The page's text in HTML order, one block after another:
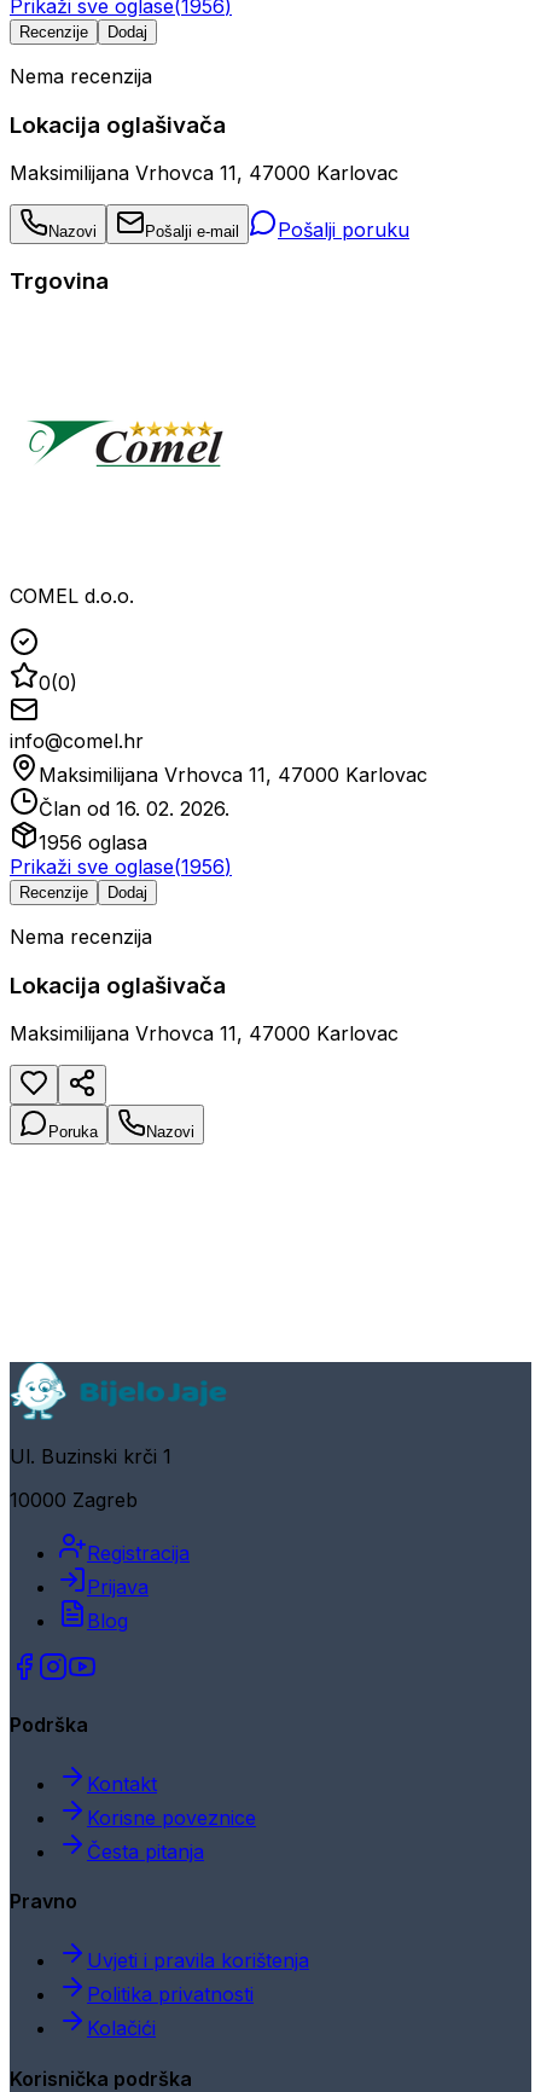
Prikaži sve oglase(1956)
Recenzije Dodaj
Nema recenzija
Lokacija oglašivača
Maksimilijana Vrhovca 11, 47000 Karlovac
Nazovi Pošalji e-mail Pošalji poruku
Trgovina
COMEL d.o.o.
0(0)
info@comel.hr
Maksimilijana Vrhovca 11, 47000 Karlovac
Član od 16. 02. 2026.
1956 oglasa
Prikaži sve oglase(1956)
Recenzije Dodaj
Nema recenzija
Lokacija oglašivača
Maksimilijana Vrhovca 11, 47000 Karlovac
Poruka Nazovi
Ul. Buzinski krči 1
10000 Zagreb
Registracija
Prijava
Blog
Podrška
Kontakt
Korisne poveznice
Česta pitanja
Pravno
Uvjeti i pravila korištenja
Politika privatnosti
Kolačići
Korisnička podrška